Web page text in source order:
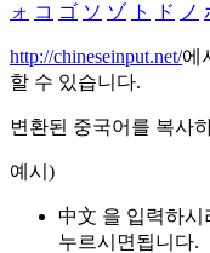
ォ コ ゴ ソ ゾ ト ド ノ
http://chineseinput.net/에
할 수 있습니다.
변환된 중국어를 복사
예시)
中文 을 입력하시
누르시면됩니다.